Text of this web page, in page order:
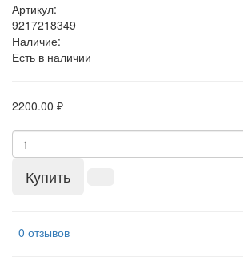
Артикул:
9217218349
Наличие:
Есть в наличии
2200.00 ₽
Купить
0 отзывов